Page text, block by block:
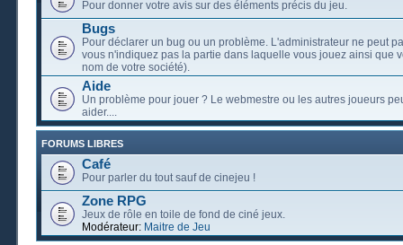
Pour donner votre avis sur des éléments précis du jeu.
Bugs
Pour déclarer un bug ou un problème. L'administrateur ne peut
vous n'indiquez pas la partie dans laquelle vous jouez ainsi que
nom de votre société).
Aide
Un problème pour jouer ? Le webmestre ou les autres joueurs
aider....
FORUMS LIBRES
Café
Pour parler du tout sauf de cinejeu !
Zone RPG
Jeux de rôle en toile de fond de ciné jeux.
Modérateur: Maitre de Jeu